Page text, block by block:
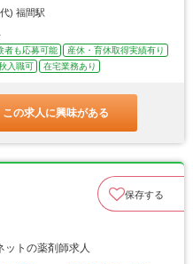
) 福間駅
者も応募可能
産休・育休取得実績有り
入職可 在宅業務あり
この求人に興味がある
保存する
トの薬剤師求人